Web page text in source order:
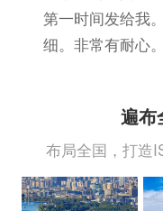
第一时间发给我
细。非常有耐心。
遍布
布局全国，打造